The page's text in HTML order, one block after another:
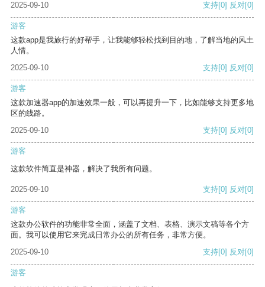
2025-09-10 支持[0] 反对[0]
游客
这款app是我旅行的好帮手，让我能够轻松找到目的地，了解当地的风土
人情。
2025-09-10
支持[0] 反对[0]
游客
这款加速器app的加速效果一般，可以再提升一下，比如能够支持更多地
区的线路。
2025-09-10
支持[0] 反对[0]
游客
这款软件简直是神器，解决了我所有问题。
2025-09-10 支持[0] 反对[0]
游客
这款办公软件的功能非常全面，涵盖了文档、表格、演示文稿等各个方
面。我可以使用它来完成日常办公的所有任务，非常方便。
2025-09-10
支持[0] 反对[0]
游客